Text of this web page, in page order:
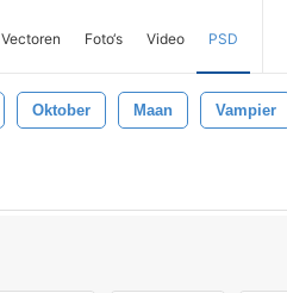
Vectoren Foto‘s Video PSD
Oktober Maan Vampier